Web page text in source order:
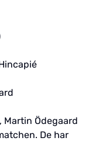
Martin Ödegaard
De har